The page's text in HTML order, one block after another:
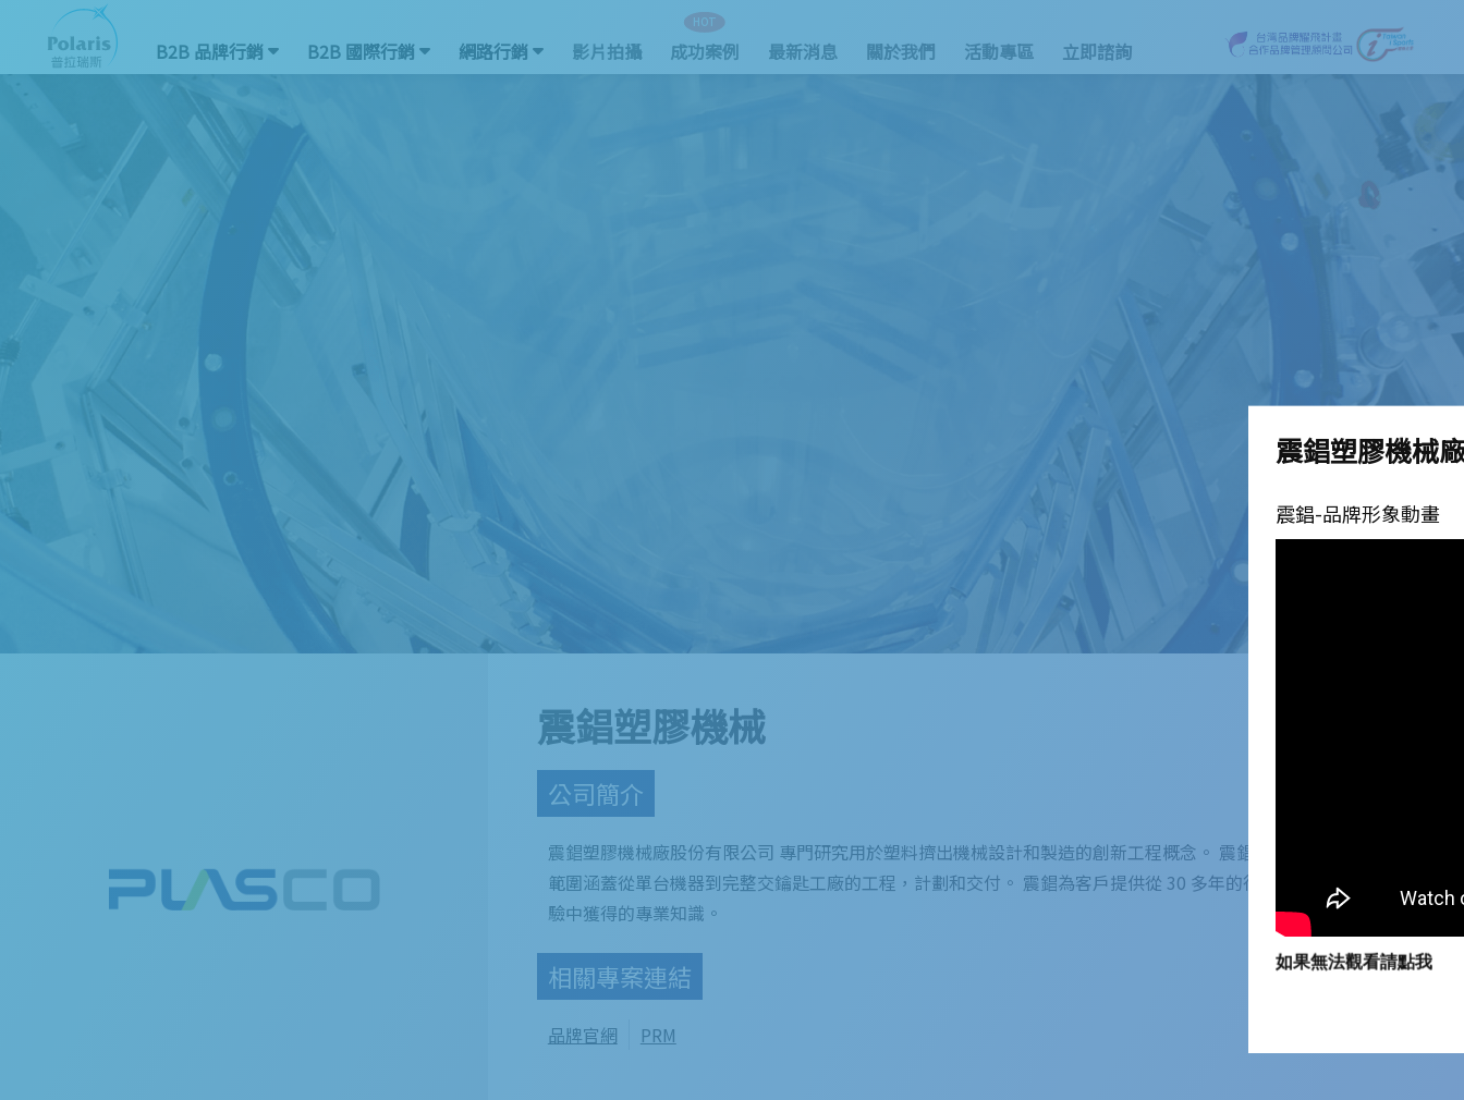
B2B 品牌行銷 B2B 國際行銷 網路行銷 影片拍攝
HOT
成功案例 最新消息 關於我們 活動專區 立即諮詢
震錩塑膠機械
公司簡介
震錩塑膠機械廠股份有限公司 專門研究用於塑料擠出機械設計和製造的創新工程概念。 震錩的性能
範圍涵蓋從單台機器到完整交鑰匙工廠的工程，計劃和交付。 震錩為客戶提供從 30 多年的行業經
驗中獲得的專業知識。
相關專案連結
品牌官網 PRM
震錩塑膠機械
震錩-品牌形象動畫
如果無法觀看請點我